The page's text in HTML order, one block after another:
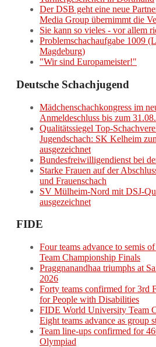
Der DSB geht eine neue
Media Group übernimmt die
Sie kann so vieles - vor allem
Problemschachaufgabe 1009
Magdeburg)
"Wir sind Europameister!"
Deutsche Schachjugend
Mädchenschachkongress im
Anmeldeschluss bis zum
Qualitätssiegel Top-
Jugendschach: SK Kelheim
ausgezeichnet
Bundesfreiwilligendienst bei
Starke Frauen auf der
und Frauenschach
SV Mülheim-Nord mit DSJ-
ausgezeichnet
FIDE
Four teams advance to semis
Team Championship Finals
Praggnanandhaa triumphs at
2026
Forty teams confirmed for 3rd
for People with Disabilities
FIDE World University Team
Eight teams advance as group
Team line-ups confirmed for
Olympiad